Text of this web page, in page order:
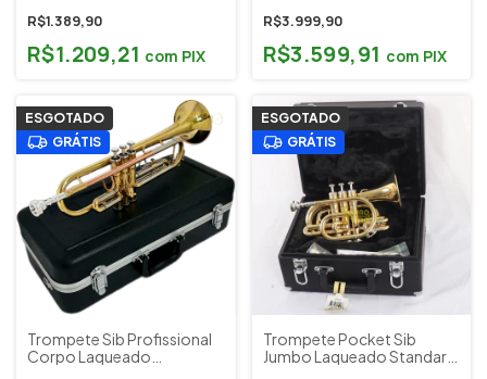
SCHTP-001
R$1.389,90
R$1.209,21 com PIX
Acessórios Sebastian Cód.
R$3.999,90
R$3.599,91 com PIX
ESGOTADO
GRÁTIS
Trompete Sib Profissional
Corpo Laqueado
ESGOTADO
GRÁTIS
Trompete Pocket Sib
Jumbo Laqueado Standard